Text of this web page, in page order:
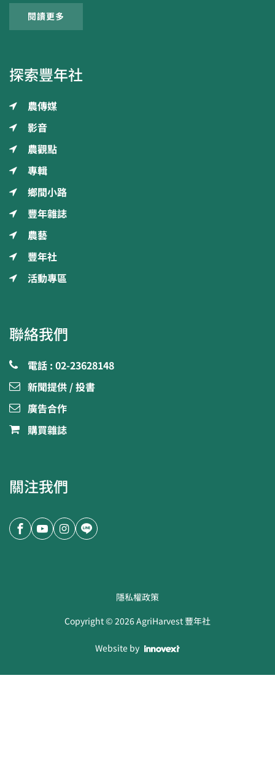
閱讀更多
探索豐年社
農傳媒
影音
農觀點
專輯
鄉間小路
豐年雜誌
農藝
豐年社
活動專區
聯絡我們
電話 : 02-23628148
新聞提供 / 投書
廣告合作
購買雜誌
關注我們
隱私權政策
Copyright ©2026AgriHarvest 豐年社
Website by